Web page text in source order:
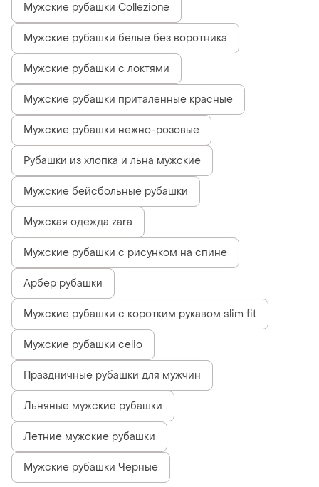
Мужские рубашки Collezione
Мужские рубашки белые без воротника
Мужские рубашки с локтями
Мужские рубашки приталенные красные
Мужские рубашки нежно-розовые
Рубашки из хлопка и льна мужские
Мужские бейсбольные рубашки
Мужская одежда zara
Мужские рубашки с рисунком на спине
Арбер рубашки
Мужские рубашки с коротким рукавом slim fit
Мужские рубашки celio
Праздничные рубашки для мужчин
Льняные мужские рубашки
Летние мужские рубашки
Мужские рубашки Черные